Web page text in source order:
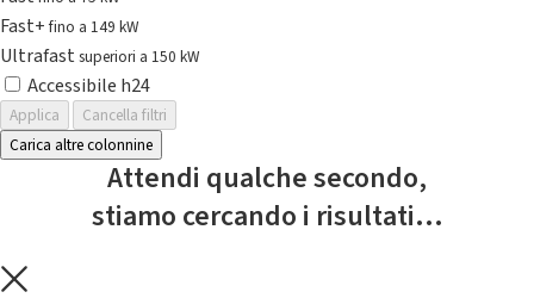
Fast+fino a 149 kW
Ultrafast superiori a 150 kW
Accessibile h24
Applica
Cancella filtri
Carica altre colonnine
Attendi qualche secondo,
stiamo cercando i risultati...